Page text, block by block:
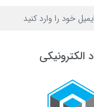
الکترونیکی